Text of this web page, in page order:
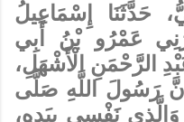
حَدَّثَنَا إِسْمَاعِيلُ
عَمْرُو بْنُ أَبِي
الرَّحْمَنِ الْأَشْهَلِ،
رَسُولَ اللَّهِ صَلَّى
نَفْسِي بِيَدِهِ،